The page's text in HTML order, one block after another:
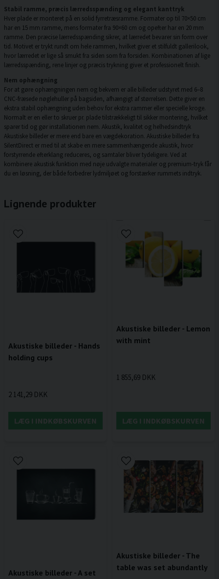
Stabil ramme, præcis lærredsspænding og elegant kanttryk
Hver plade er monteret på en solid fyrretræsramme. Formater op til 70×50 cm
har en 15 mm ramme, mens formater fra 90×60 cm og opefter har en 20 mm
ramme. Den præcise lærredsspænding sikrer, at lærredet bevarer sin form over
tid. Motivet er trykt rundt om hele rammen, hvilket giver et stilfuldt gallerilook,
hvor lærredet er lige så smukt fra siden som fra forsiden. Kombinationen af lige
lærredsspænding, rene linjer og præcis trykning giver et professionelt finish.
Nem ophængning
For at gøre ophængningen nem og bekvem er alle billeder udstyret med 6–8
CNC-fræsede nøglehuller på bagsiden, afhængigt af størrelsen. Dette giver en
ekstra stabil ophængning uden behov for ekstra rammer eller specielle kroge.
Normalt er en eller to skruer pr. plade tilstrækkeligt til sikker montering, hvilket
sparer tid og gør installationen nem. Akustik, kvalitet og helhedsindtryk
Akustiske billeder er mere end bare en vægdekoration. Akustiske billeder fra
SilentDirect er med til at skabe en mere sammenhængende akustik, hvor
forstyrrende efterklang reduceres, og samtaler bliver tydeligere. Ved at
kombinere akustisk funktion med nøje udvalgte materialer og premium-tryk får
du en løsning, der både forbedrer lydmiljøet og forstærker rummets indtryk.
Lignende produkter
Akustiske billeder - Hands
holding cups
2 141,29 DKK
LÆG I INDKØBSKURVEN
Akustiske billeder - Lemon
with mint
1 855,69 DKK
LÆG I INDKØBSKURVEN
Akustiske billeder - A set
Akustiske billeder - The
table was set abundantly